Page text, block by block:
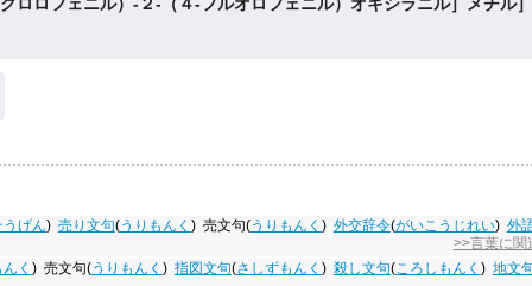
うげん) 売り文句(うりもんく )売文句(うりもんく ) 外交辞令(がいこうじれい) 外
>>言葉に関
く )売文句(うりもんく ) 指図文句(さしずもんく ) 殺し文句(ころしもんく ) 地文